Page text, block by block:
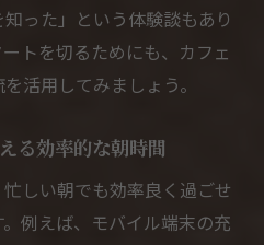
った」という体験談もあり
トを切るためにも、カフェ
活用してみましょう。
る効率的な朝時間
しい朝でも効率良く過ごせ
例えば、モバイル端末の充